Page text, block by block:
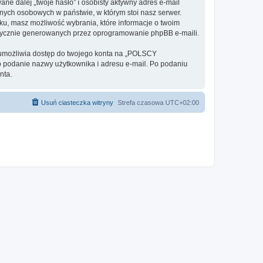
dalej „twoje hasło” i osobisty aktywny adres e-mail
osobowych w państwie, w którym stoi nasz serwer.
masz możliwość wybrania, które informacje o twoim
generowanych przez oprogramowanie phpBB e-maili.
dostęp do twojego konta na „POLSCY
podanie nazwy użytkownika i adresu e-mail. Po podaniu
Strefa czasowa UTC+02:00
Usuń ciasteczka witryny